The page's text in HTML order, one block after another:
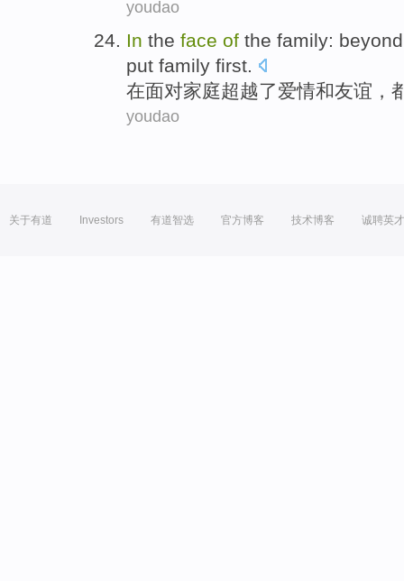
youdao
In the face of the family: beyond
put family first.
在面对家庭超越了爱情和友谊 ，
youdao
关于有道 Investors 有道智选 官方博客 技术博客 诚聘英才